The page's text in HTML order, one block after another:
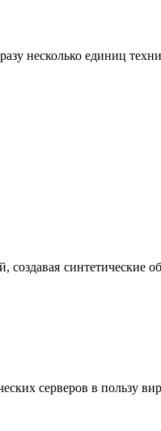
несколько единиц
создавая
серверов в пользу